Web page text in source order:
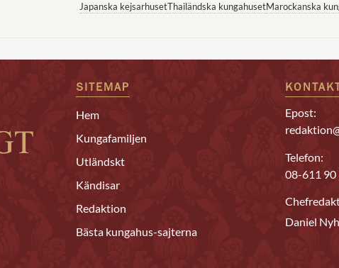
Japanska kejsarhusetThailändska kungahusetMarockanska
SITEMAP
Hem
Kungafamiljen
Utländskt
Kändisar
Redaktion
Bästa kungahus-sajterna
Epost:
Telefon:
08-611 90
Daniel